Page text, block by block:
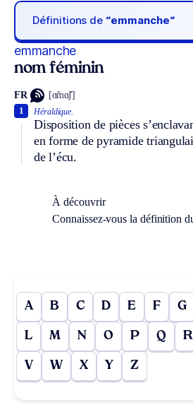
Définitions de “emmanche“
emmanche
nom féminin
FR [ɑ̃mɑ̃ʃ]
Héraldique.
Disposition de pièces
en forme de pyramide
de l’écu.
1
À découvrir
Connaissez-vous la définition
A B C D E F G
L M N O P Q R
V W X Y Z